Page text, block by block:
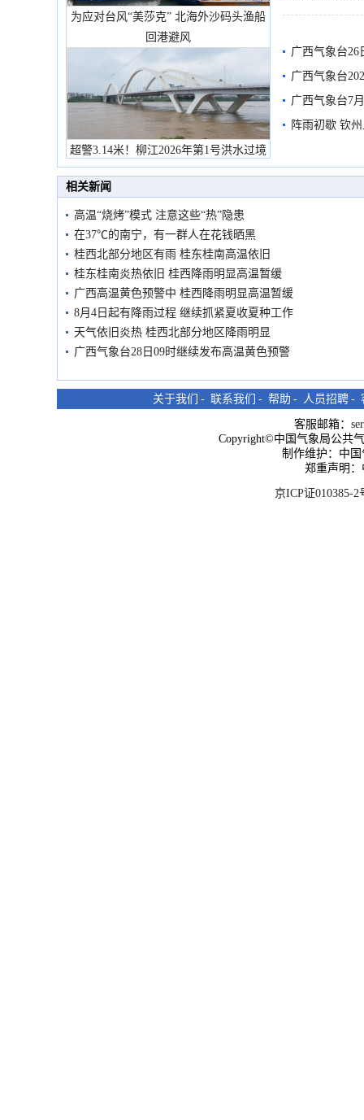
为应对台风“美莎克” 北海外沙码头渔船
回港避风
超警3.14米！柳江2026年第1号洪水过境
市民在堤岸见证汛况
有较强降雨
广西气象台26
广西气象台
预警
广西气象台7
阵雨初歇 钦
相关新闻
高温“烧烤”模式 注意这些“热”隐患
在37℃的南宁，有一群人在花钱晒黑
桂西北部分地区有雨 桂东桂南高温依旧
桂东桂南炎热依旧 桂西降雨明显高温暂缓
广西高温黄色预警中 桂西降雨明显高温暂缓
8月4日起有降雨过程 继续抓紧夏收夏种工作
天气依旧炎热 桂西北部分地区降雨明显
广西气象台28日09时继续发布高温黄色预警
关于我们 - 联系我们 - 帮助 - 人员招聘 -
客服邮箱：
Copyright©中国气象局公共
制作维护：中
郑重声明
京ICP证010385-2